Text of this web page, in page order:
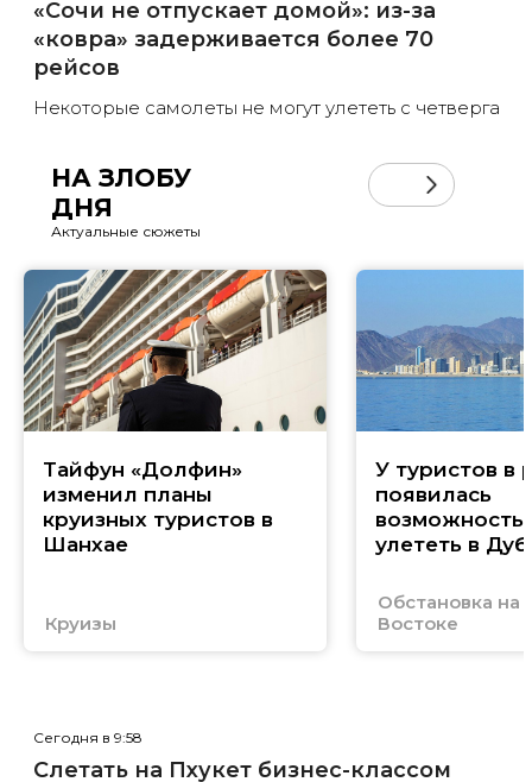
«Сочи не отпускает домой»: из-за
«ковра» задерживается более 70
рейсов
Некоторые самолеты не могут улететь с четверга
НА ЗЛОБУ
ДНЯ
Актуальные сюжеты
Тайфун «Долфин»
изменил планы
круизных туристов в
Шанхае
Круизы
У туристов в
появилась
улететь в
Обстановка
Востоке
Сегодня в 9:58
Слетать на Пхукет бизнес-классом